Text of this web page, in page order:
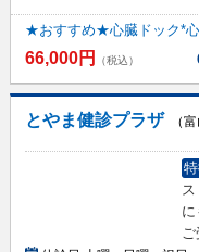
★おすすめ★心臓ドック*
66,000円 （税込）
とやま健診プラザ
（
に
ご